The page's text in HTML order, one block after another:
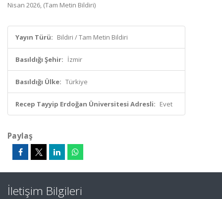
Nisan 2026, (Tam Metin Bildiri)
Yayın Türü: Bildiri / Tam Metin Bildiri
Basıldığı Şehir: İzmir
Basıldığı Ülke: Türkiye
Recep Tayyip Erdoğan Üniversitesi Adresli: Evet
Paylaş
İletişim Bilgileri